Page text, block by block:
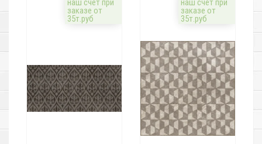
наш счёт при
заказе от
35т.руб
наш счёт при
заказе от
35т.руб